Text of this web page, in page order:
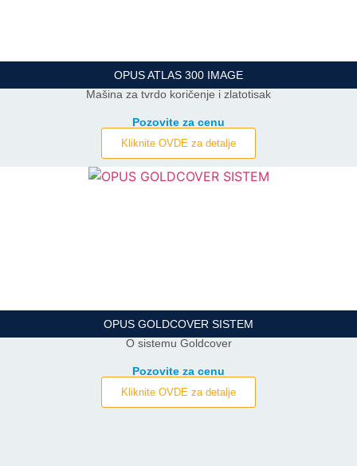
OPUS ATLAS 300 IMAGE
Mašina za tvrdo koričenje i zlatotisak
Pozovite za cenu
Kliknite OVDE za detalje
OPUS GOLDCOVER SISTEM
O sistemu Goldcover
Pozovite za cenu
Kliknite OVDE za detalje